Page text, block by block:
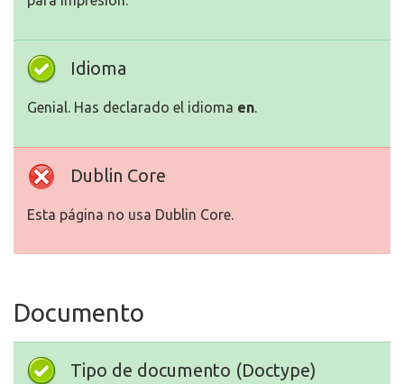
Idioma
Genial. Has declarado el idioma en.
Dublin Core
Esta página no usa Dublin Core.
Documento
Tipo de documento (Doctype)